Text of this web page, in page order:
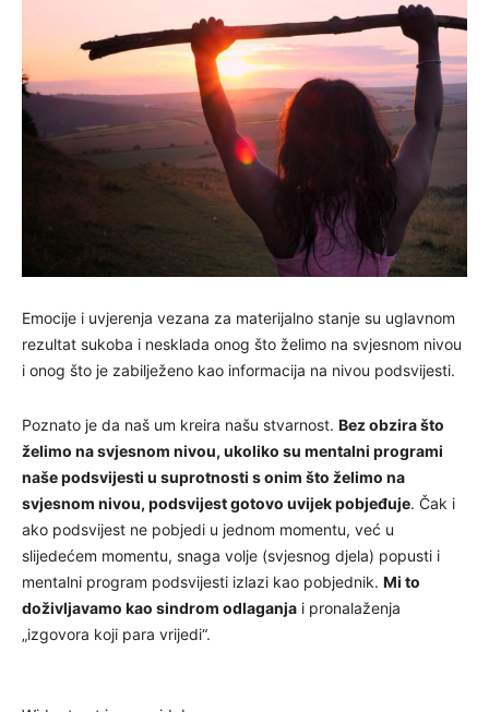
Emocije i uvjerenja vezana za materijalno stanje su uglavnom
rezultat sukoba i nesklada onog što želimo na svjesnom nivou
i onog što je zabilježeno kao informacija na nivou podsvijesti.
Poznato je da naš um kreira našu stvarnost. Bez obzira što
želimo na svjesnom nivou, ukoliko su mentalni programi
naše podsvijesti u suprotnosti s onim što želimo na
svjesnom nivou, podsvijest gotovo uvijek pobjeđuje. Čak i
ako podsvijest ne pobjedi u jednom momentu, već u
slijedećem momentu, snaga volje (svjesnog djela) popusti i
mentalni program podsvijesti izlazi kao pobjednik. Mi to
doživljavamo kao sindrom odlaganja i pronalaženja
„izgovora koji para vrijedi“.